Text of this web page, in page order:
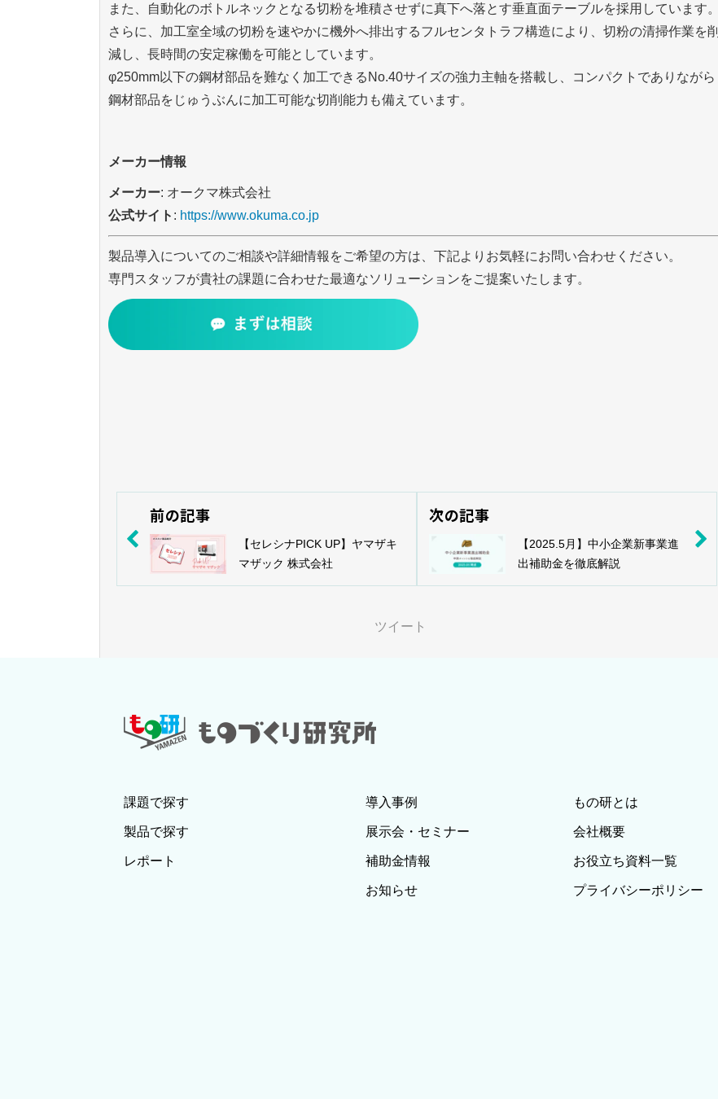
また、自動化のボトルネックとなる切粉を堆積させずに真下へ落とす垂直面テーブルを採用しています。
さらに、加工室全域の切粉を速やかに機外へ排出するフルセンタトラフ構造により、切粉の清掃作業を削
減し、長時間の安定稼働を可能としています。
φ250mm以下の鋼材部品を難なく加工できるNo.40サイズの強力主軸を搭載し、コンパクトでありながら
鋼材部品をじゅうぶんに加工可能な切削能力も備えています。
メーカー情報
メーカー: オークマ株式会社
公式サイト : https://www.okuma.co.jp
製品導入についてのご相談や詳細情報をご希望の方は、下記よりお気軽にお問い合わせください。
専門スタッフが貴社の課題に合わせた最適なソリューションをご提案いたします。
前の記事
【セレシナPICK UP】ヤマザキ
マザック 株式会社
次の記事
【2025.5月】中小企業新事業進
出補助金を徹底解説
ツイート
課題で探す
製品で探す
レポート
導入事例
展示会・セミナー
補助金情報
お知らせ
もの研とは
会社概要
お役立ち資料一覧
プライバシーポリシー